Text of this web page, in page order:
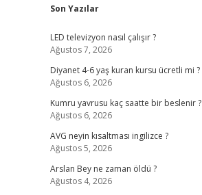
Sidebar
Son Yazılar
LED televizyon nasıl çalışır ?
Ağustos 7, 2026
Diyanet 4-6 yaş kuran kursu ücretli mi ?
Ağustos 6, 2026
Kumru yavrusu kaç saatte bir beslenir ?
Ağustos 6, 2026
AVG neyin kısaltması ingilizce ?
Ağustos 5, 2026
Arslan Bey ne zaman öldü ?
Ağustos 4, 2026
ilbet yeni giriş